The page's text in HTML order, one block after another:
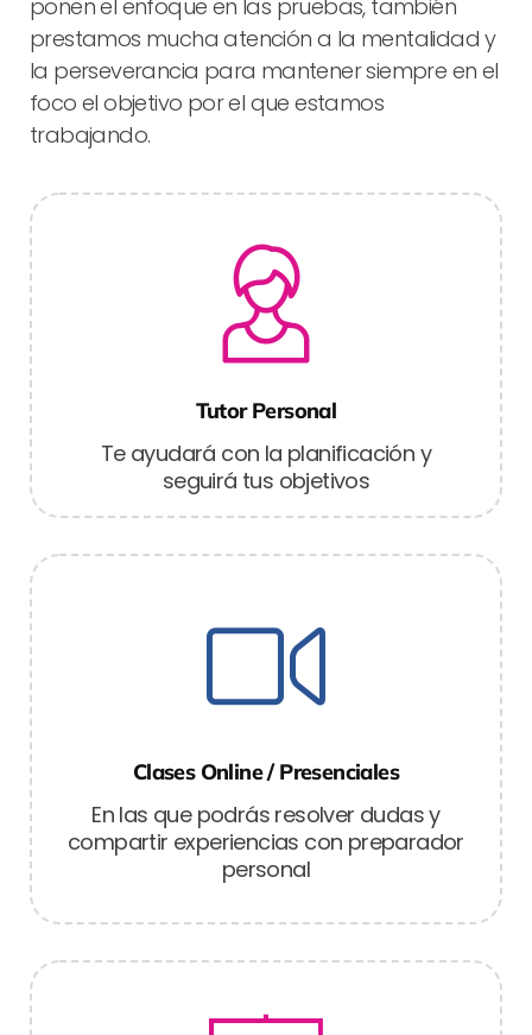
ponen el enfoque en las pruebas, también
prestamos mucha atención a la mentalidad y
la perseverancia para mantener siempre en el
foco el objetivo por el que estamos
trabajando.
Tutor Personal
Te ayudará con la planificación y
seguirá tus objetivos
Clases Online / Presenciales
En las que podrás resolver dudas y
compartir experiencias con preparador
personal